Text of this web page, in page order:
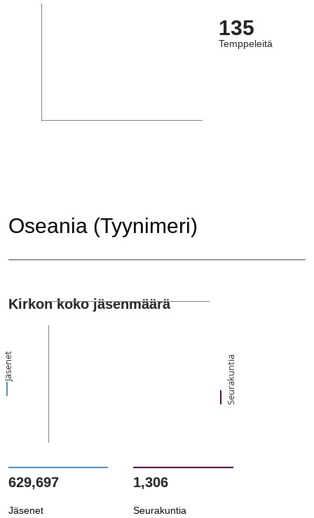
135
Temppeleitä
Oseania (Tyynimeri)
Kirkon koko jäsenmäärä
Jäsenet Seurakuntia
629,697
Jäsenet
1,306
Seurakuntia